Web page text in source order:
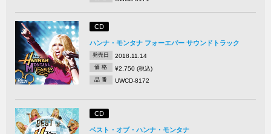
CD
ハンナ・モンタナ フォーエバー サウンドトラック
発売日 2018.11.14
価 格 ¥2,750 (税込)
品 番 UWCD-8172
CD
ベスト・オブ・ハンナ・モンタナ